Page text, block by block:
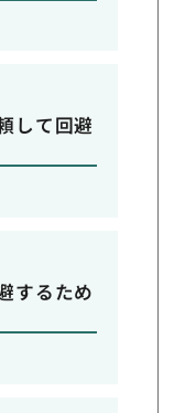
して回避
するため